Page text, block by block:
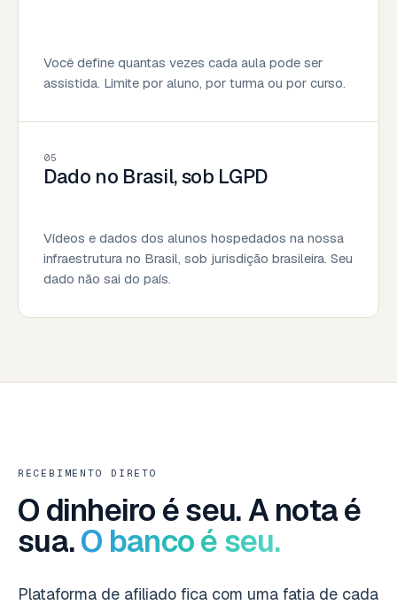
Você define quantas vezes cada aula pode ser
assistida. Limite por aluno, por turma ou por curso.
05
Dado no Brasil, sob LGPD
Vídeos e dados dos alunos hospedados na nossa
infraestrutura no Brasil, sob jurisdição brasileira. Seu
dado não sai do país.
RECEBIMENTO DIRETO
O dinheiro é seu. A nota é
sua.O banco é seu.
Plataforma de afiliado fica com uma fatia de cada